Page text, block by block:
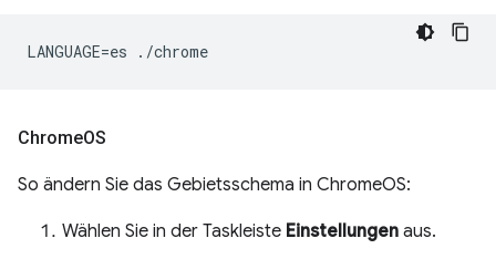
ChromeOS
So ändern Sie das Gebietsschema in ChromeOS:
Wählen Sie in der Taskleiste Einstellungen aus.